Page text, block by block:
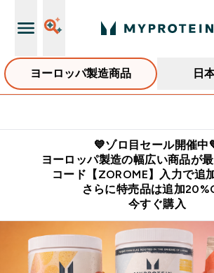
ヨーロッパ製造商品 日
💙ゾロ目セール開催中
ヨーロッパ製造の幅広い商品が
コード【ZOROME】入力で追
さらに特売品は追加
今すぐ購入
コスパ最強の海外プロテイン・栄養食品ブ